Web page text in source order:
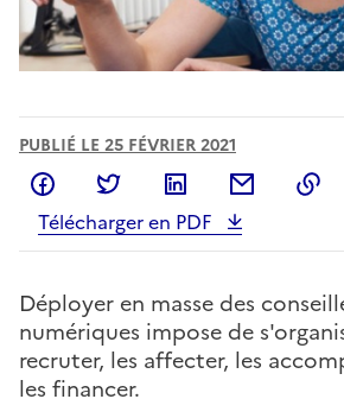
PUBLIÉ LE 25 FÉVRIER 2021
Partager sur Facebook
Partager sur Twitter
Partager sur
Télécharger en PDF
Déployer en masse des
numériques impose de
recruter, les affecter, les
les financer.